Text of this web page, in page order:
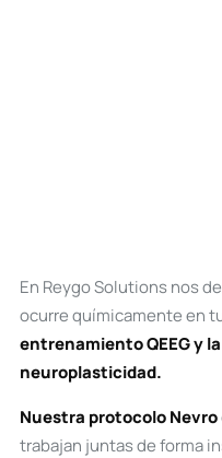
En Reygo Solutions nos
ocurre químicamente en
entrenamiento QEEG y
neuroplasticidad.
Nuestra protocolo Nevro
trabajan juntas de forma